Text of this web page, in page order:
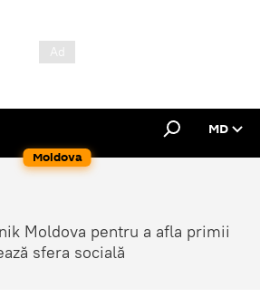
Moldova
MD
Moldova pentru a afla primii
sfera socială